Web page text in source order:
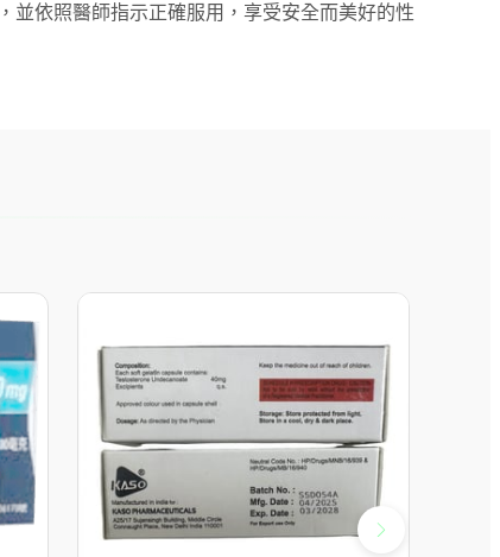
並依照醫師指示正確服用，享受安全而美好的性